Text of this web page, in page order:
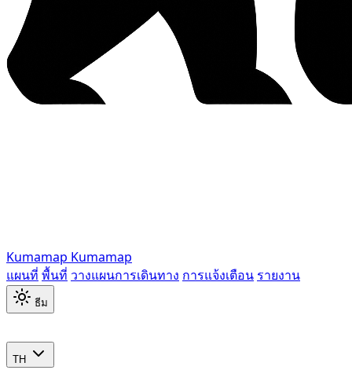
Kumamap Kumamap
แผนที่ พื้นที่ วางแผนการเดินทาง การแจ้งเตือน รายงาน
ธีม
TH